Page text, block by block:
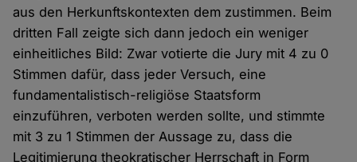
aus den Herkunftskontexten dem zustimmen. Beim
dritten Fall zeigte sich dann jedoch ein weniger
einheitliches Bild: Zwar votierte die Jury mit 4 zu 0
Stimmen dafür, dass jeder Versuch, eine
fundamentalistisch-religiöse Staatsform
einzuführen, verboten werden sollte, und stimmte
mit 3 zu 1 Stimmen der Aussage zu, dass die
Legitimierung theokratischer Herrschaft in Form